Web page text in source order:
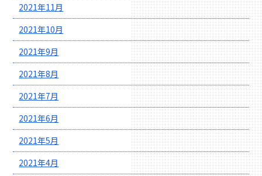
2021年11月
2021年10月
2021年9月
2021年8月
2021年7月
2021年6月
2021年5月
2021年4月